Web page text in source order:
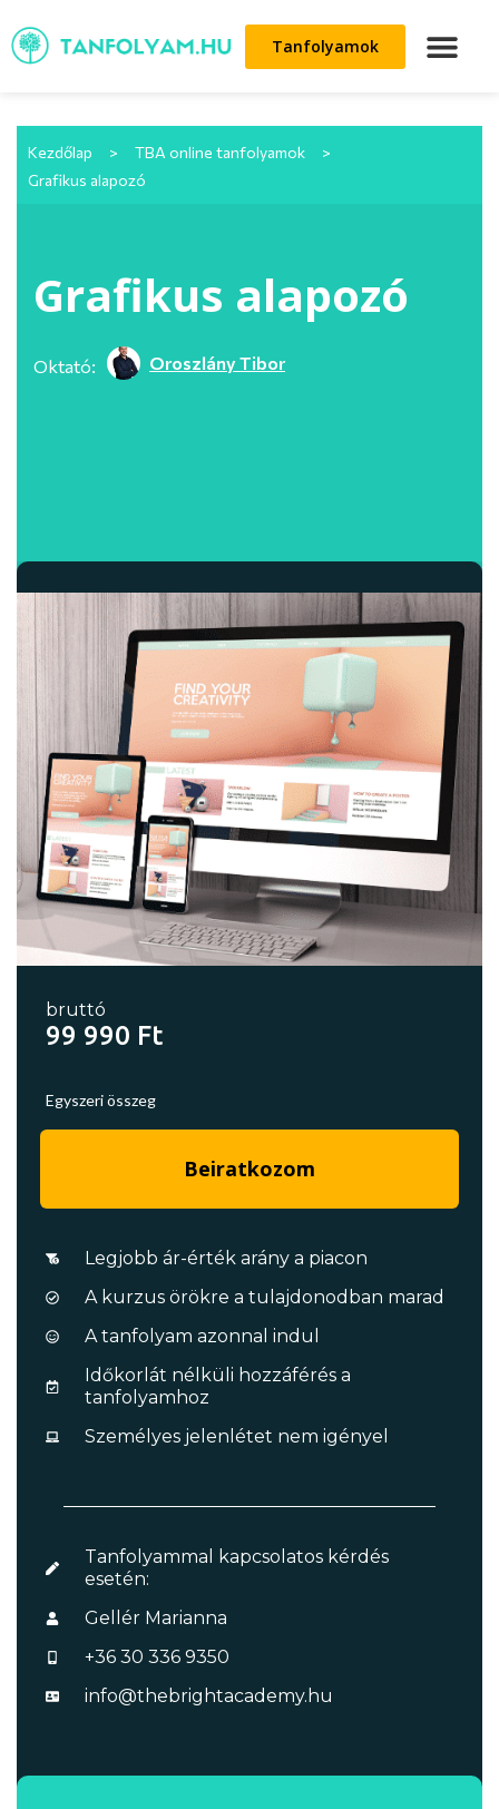
Tanfolyamok
Kezdőlap > TBA online tanfolyamok
>
Grafikus alapozó
Grafikus alapozó
Oktató: Oroszlány Tibor
bruttó
99 990 Ft
Egyszeri összeg
Beiratkozom
Legjobb ár-érték arány a piacon
A kurzus örökre a tulajdonodban marad
A tanfolyam azonnal indul
Időkorlát nélküli hozzáférés a
tanfolyamhoz
Személyes jelenlétet nem igényel
Tanfolyammal kapcsolatos kérdés
esetén:
Gellér Marianna
+36 30 336 9350
info@thebrightacademy.hu